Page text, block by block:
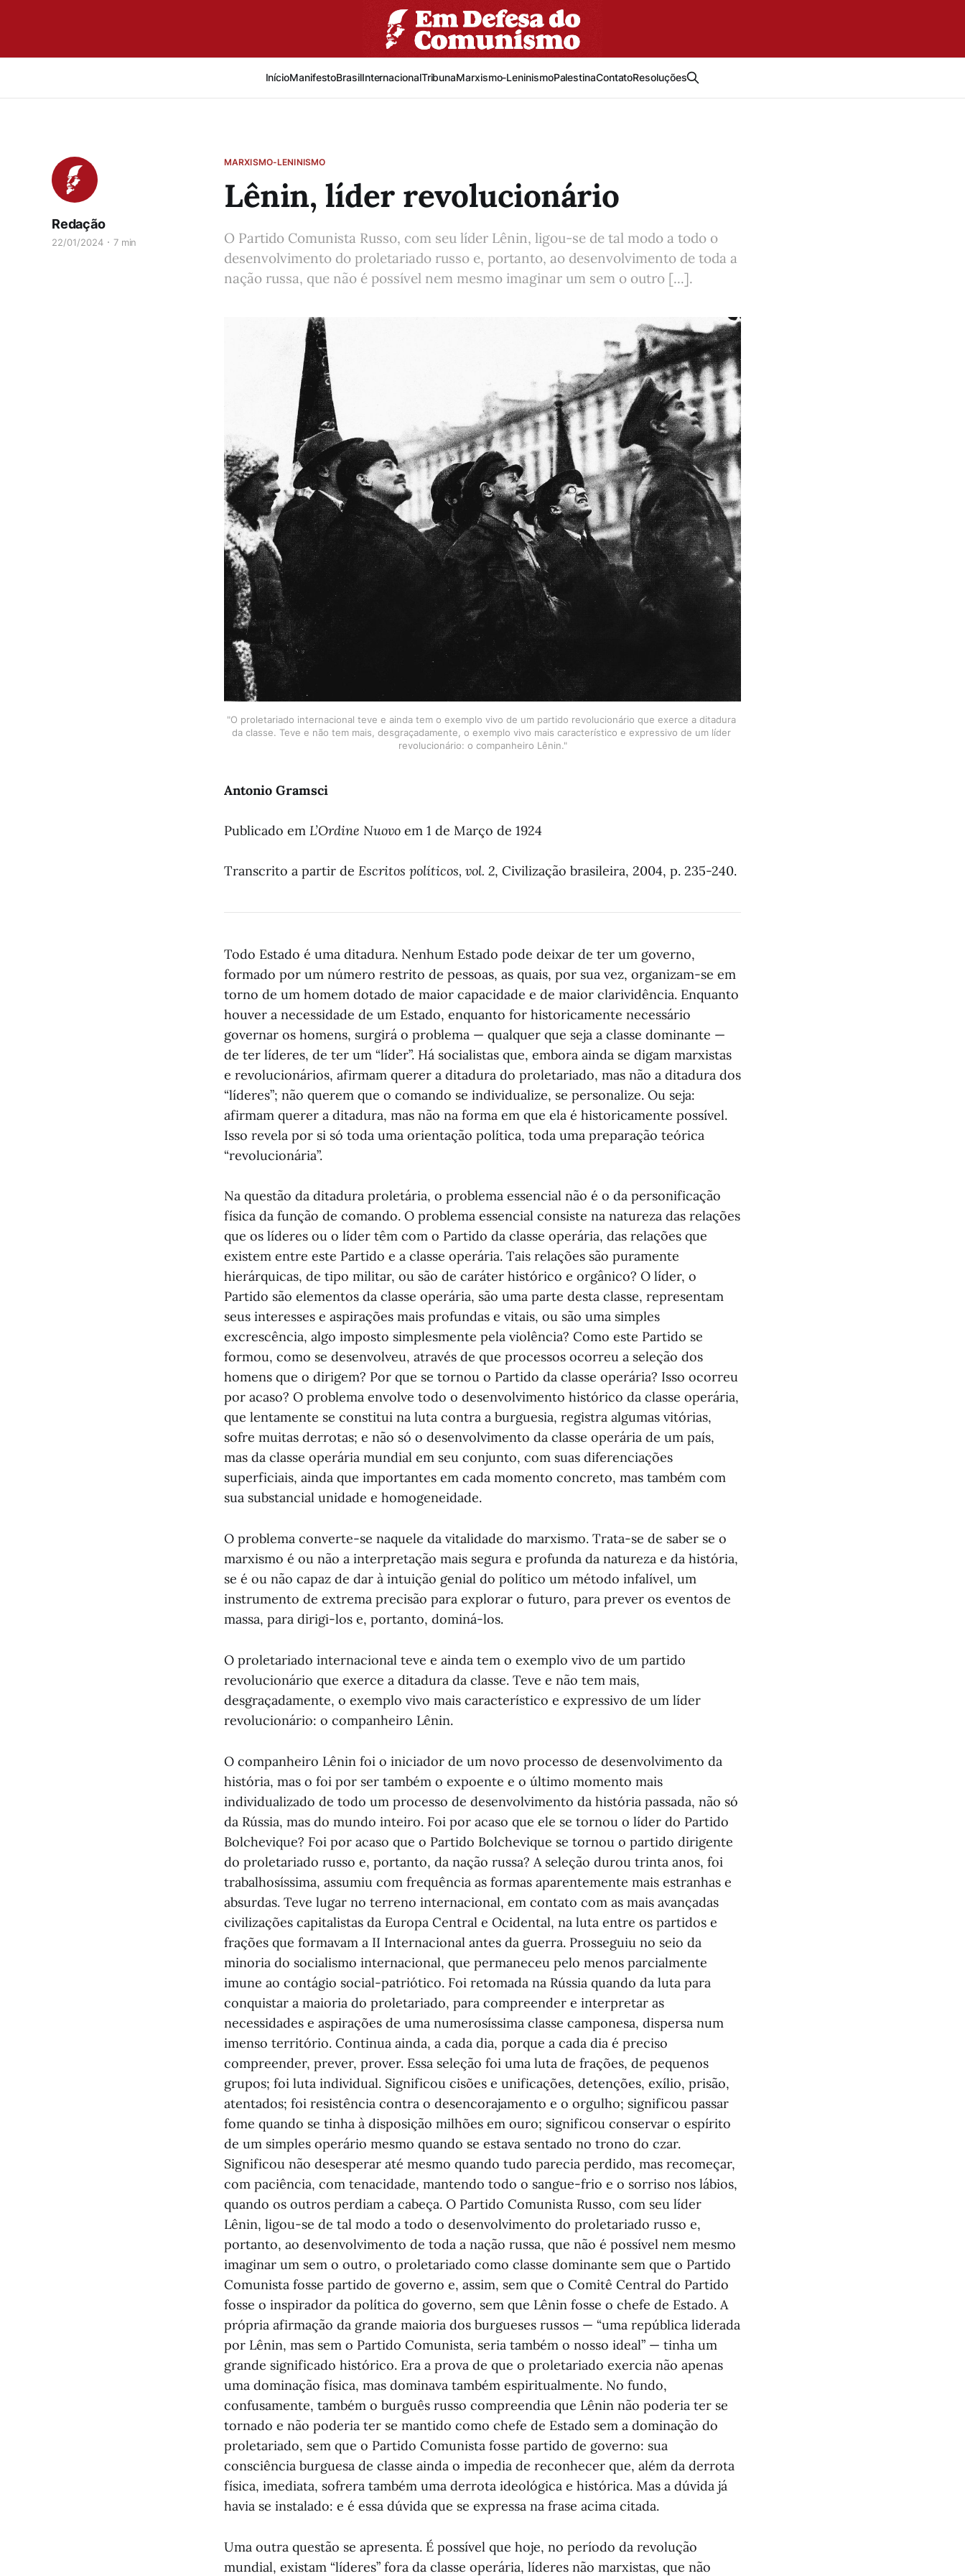
InícioManifestoBrasilInternacionalTribunaMarxismo-LeninismoPalestinaContatoResoluções
MARXISMO-LENINISMO
Lênin, líder revolucionário
Redação
22/01/2024 7 min
O Partido Comunista Russo, com seu líder Lênin, ligou-se de tal modo a todo o
desenvolvimento do proletariado russo e, portanto, ao desenvolvimento de toda a
nação russa, que não é possível nem mesmo imaginar um sem o outro [...].
"O proletariado internacional teve e ainda tem o exemplo vivo de um partido revolucionário que exerce a ditadura
da classe. Teve e não tem mais, desgraçadamente, o exemplo vivo mais característico e expressivo de um líder
revolucionário: o companheiro Lênin."
Antonio Gramsci
Publicado em L’Ordine Nuovo em 1 de Março de 1924
Transcrito a partir de Escritos políticos, vol. 2, Civilização brasileira, 2004, p. 235-240.
Todo Estado é uma ditadura. Nenhum Estado pode deixar de ter um governo,
formado por um número restrito de pessoas, as quais, por sua vez, organizam-se em
torno de um homem dotado de maior capacidade e de maior clarividência. Enquanto
houver a necessidade de um Estado, enquanto for historicamente necessário
governar os homens, surgirá o problema — qualquer que seja a classe dominante —
de ter líderes, de ter um “líder”. Há socialistas que, embora ainda se digam marxistas
e revolucionários, afirmam querer a ditadura do proletariado, mas não a ditadura dos
“líderes”; não querem que o comando se individualize, se personalize. Ou seja:
afirmam querer a ditadura, mas não na forma em que ela é historicamente possível.
Isso revela por si só toda uma orientação política, toda uma preparação teórica
“revolucionária”.
Na questão da ditadura proletária, o problema essencial não é o da personificação
física da função de comando. O problema essencial consiste na natureza das relações
que os líderes ou o líder têm com o Partido da classe operária, das relações que
existem entre este Partido e a classe operária. Tais relações são puramente
hierárquicas, de tipo militar, ou são de caráter histórico e orgânico? O líder, o
Partido são elementos da classe operária, são uma parte desta classe, representam
seus interesses e aspirações mais profundas e vitais, ou são uma simples
excrescência, algo imposto simplesmente pela violência? Como este Partido se
formou, como se desenvolveu, através de que processos ocorreu a seleção dos
homens que o dirigem? Por que se tornou o Partido da classe operária? Isso ocorreu
por acaso? O problema envolve todo o desenvolvimento histórico da classe operária,
que lentamente se constitui na luta contra a burguesia, registra algumas vitórias,
sofre muitas derrotas; e não só o desenvolvimento da classe operária de um país,
mas da classe operária mundial em seu conjunto, com suas diferenciações
superficiais, ainda que importantes em cada momento concreto, mas também com
sua substancial unidade e homogeneidade.
O problema converte-se naquele da vitalidade do marxismo. Trata-se de saber se o
marxismo é ou não a interpretação mais segura e profunda da natureza e da história,
se é ou não capaz de dar à intuição genial do político um método infalível, um
instrumento de extrema precisão para explorar o futuro, para prever os eventos de
massa, para dirigi-los e, portanto, dominá-los.
O proletariado internacional teve e ainda tem o exemplo vivo de um partido
revolucionário que exerce a ditadura da classe. Teve e não tem mais,
desgraçadamente, o exemplo vivo mais característico e expressivo de um líder
revolucionário: o companheiro Lênin.
O companheiro Lênin foi o iniciador de um novo processo de desenvolvimento da
história, mas o foi por ser também o expoente e o último momento mais
individualizado de todo um processo de desenvolvimento da história passada, não só
da Rússia, mas do mundo inteiro. Foi por acaso que ele se tornou o líder do Partido
Bolchevique? Foi por acaso que o Partido Bolchevique se tornou o partido dirigente
do proletariado russo e, portanto, da nação russa? A seleção durou trinta anos, foi
trabalhosíssima, assumiu com frequência as formas aparentemente mais estranhas e
absurdas. Teve lugar no terreno internacional, em contato com as mais avançadas
civilizações capitalistas da Europa Central e Ocidental, na luta entre os partidos e
frações que formavam a II Internacional antes da guerra. Prosseguiu no seio da
minoria do socialismo internacional, que permaneceu pelo menos parcialmente
imune ao contágio social-patriótico. Foi retomada na Rússia quando da luta para
conquistar a maioria do proletariado, para compreender e interpretar as
necessidades e aspirações de uma numerosíssima classe camponesa, dispersa num
imenso território. Continua ainda, a cada dia, porque a cada dia é preciso
compreender, prever, prover. Essa seleção foi uma luta de frações, de pequenos
grupos; foi luta individual. Significou cisões e unificações, detenções, exílio, prisão,
atentados; foi resistência contra o desencorajamento e o orgulho; significou passar
fome quando se tinha à disposição milhões em ouro; significou conservar o espírito
de um simples operário mesmo quando se estava sentado no trono do czar.
Significou não desesperar até mesmo quando tudo parecia perdido, mas recomeçar,
com paciência, com tenacidade, mantendo todo o sangue-frio e o sorriso nos lábios,
quando os outros perdiam a cabeça. O Partido Comunista Russo, com seu líder
Lênin, ligou-se de tal modo a todo o desenvolvimento do proletariado russo e,
portanto, ao desenvolvimento de toda a nação russa, que não é possível nem mesmo
imaginar um sem o outro, o proletariado como classe dominante sem que o Partido
Comunista fosse partido de governo e, assim, sem que o Comitê Central do Partido
fosse o inspirador da política do governo, sem que Lênin fosse o chefe de Estado. A
própria afirmação da grande maioria dos burgueses russos — “uma república liderada
por Lênin, mas sem o Partido Comunista, seria também o nosso ideal” — tinha um
grande significado histórico. Era a prova de que o proletariado exercia não apenas
uma dominação física, mas dominava também espiritualmente. No fundo,
confusamente, também o burguês russo compreendia que Lênin não poderia ter se
tornado e não poderia ter se mantido como chefe de Estado sem a dominação do
proletariado, sem que o Partido Comunista fosse partido de governo: sua
consciência burguesa de classe ainda o impedia de reconhecer que, além da derrota
física, imediata, sofrera também uma derrota ideológica e histórica. Mas a dúvida já
havia se instalado: e é essa dúvida que se expressa na frase acima citada.
Uma outra questão se apresenta. É possível que hoje, no período da revolução
mundial, existam “líderes” fora da classe operária, líderes não marxistas, que não